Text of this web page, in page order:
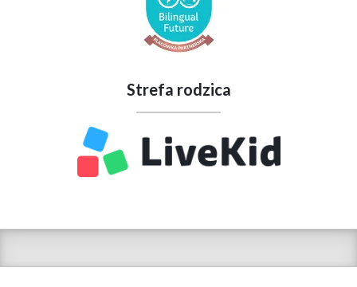
Strefa rodzica